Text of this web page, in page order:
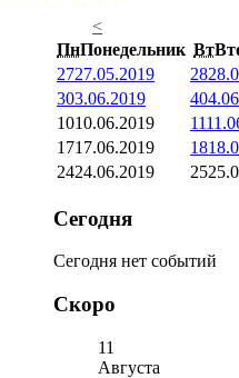
<
ПнПонедельник Вт
2727.05.2019 28
303.06.2019 4
1010.06.2019 11
1717.06.2019 18
2424.06.2019 25
Сегодня
Сегодня нет событий
Скоро
11
Августа